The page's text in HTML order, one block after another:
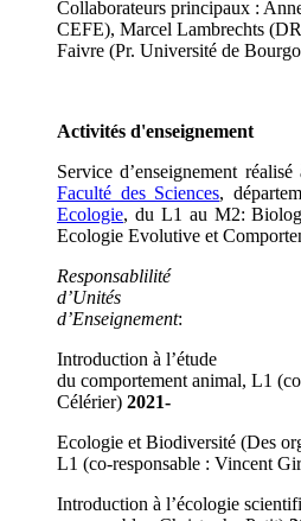
Collaborateurs principaux :
CEFE), Marcel Lambrechts
Faivre (Pr. Université de
Activités d'enseignement
Service d’enseignement réalisé
Faculté des Sciences,
Ecologie, du L1 au M2:
Ecologie Evolutive et
Responsablilité
d’Unités
d’Enseignement:
Introduction à l’étude
du comportement animal, L1
Célérier) 2021-
Ecologie et Biodiversité (Des
L1 (co-responsable : Vincent
Introduction à l’écologie